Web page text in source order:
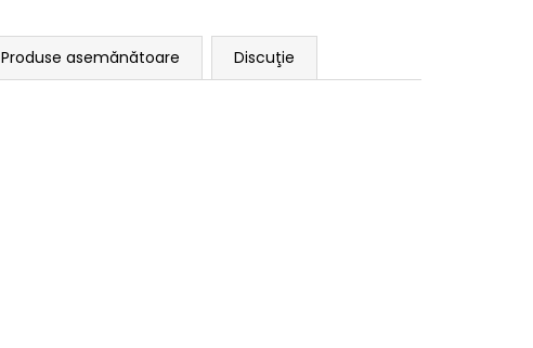
Produse asemănătoare Discuţie